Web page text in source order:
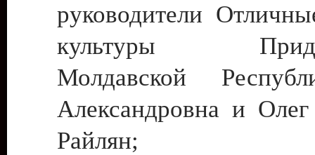
руководители
культуры
Молдавской
Александровна и
Райлян;